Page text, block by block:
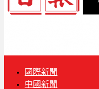
國際新聞
中國新聞